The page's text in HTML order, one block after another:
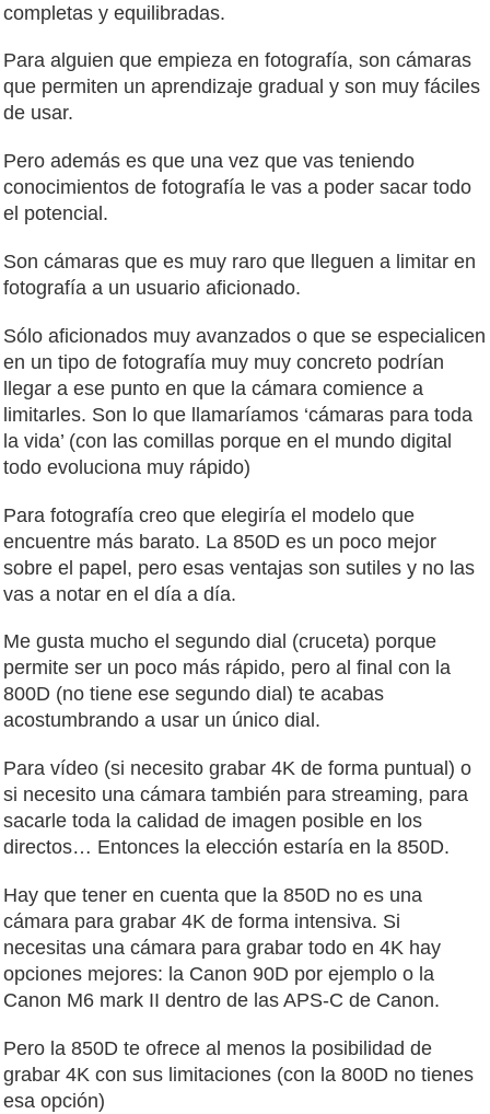
completas y equilibradas.
Para alguien que empieza en fotografía, son cámaras
que permiten un aprendizaje gradual y son muy fáciles
de usar.
Pero además es que una vez que vas teniendo
conocimientos de fotografía le vas a poder sacar todo
el potencial.
Son cámaras que es muy raro que lleguen a limitar en
fotografía a un usuario aficionado.
Sólo aficionados muy avanzados o que se especialicen
en un tipo de fotografía muy muy concreto podrían
llegar a ese punto en que la cámara comience a
limitarles. Son lo que llamaríamos ‘cámaras para toda
la vida’ (con las comillas porque en el mundo digital
todo evoluciona muy rápido)
Para fotografía creo que elegiría el modelo que
encuentre más barato. La 850D es un poco mejor
sobre el papel, pero esas ventajas son sutiles y no las
vas a notar en el día a día.
Me gusta mucho el segundo dial (cruceta) porque
permite ser un poco más rápido, pero al final con la
800D (no tiene ese segundo dial) te acabas
acostumbrando a usar un único dial.
Para vídeo (si necesito grabar 4K de forma puntual) o
si necesito una cámara también para streaming, para
sacarle toda la calidad de imagen posible en los
directos… Entonces la elección estaría en la 850D.
Hay que tener en cuenta que la 850D no es una
cámara para grabar 4K de forma intensiva. Si
necesitas una cámara para grabar todo en 4K hay
opciones mejores: la Canon 90D por ejemplo o la
Canon M6 mark II dentro de las APS-C de Canon.
Pero la 850D te ofrece al menos la posibilidad de
grabar 4K con sus limitaciones (con la 800D no tienes
esa opción)